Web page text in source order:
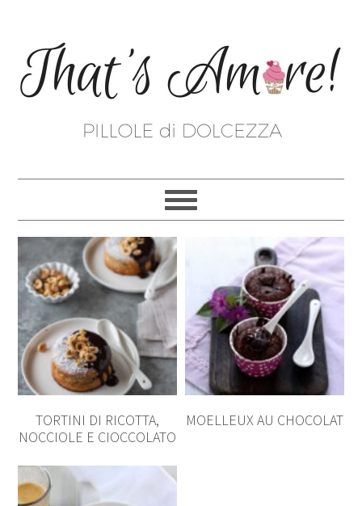
TORTINI DI RICOTTA,
NOCCIOLE E CIOCCOLATO
MOELLEUX AU CHOCOLAT